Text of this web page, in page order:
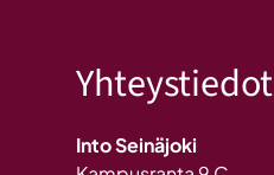
Yhteystiedot
Into Seinäjoki